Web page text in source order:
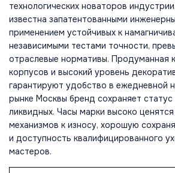
технологических новаторов
известна запатентованными
применением устойчивых к
независимыми тестами точности,
отраслевые нормативы. Продуманная
корпусов и высокий уровень
гарантируют удобство в ежедневной
рынке Москвы бренд сохраняет
ликвидных. Часы марки высоко
механизмов к износу, хорошую
и доступность квалифицированного
мастеров.